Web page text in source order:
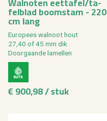
fel­blad boom­stam - 220
cm lang
Eu­ro­pees wal­noot hout
27,40 of 45 mm dik
Door­gaan­de la­mel­len
€ 900,98 / stuk